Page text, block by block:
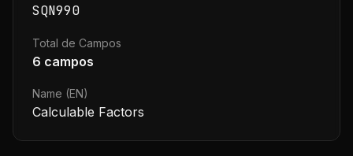
SQN990
Total de Campos
6 campos
Name (EN)
Calculable Factors